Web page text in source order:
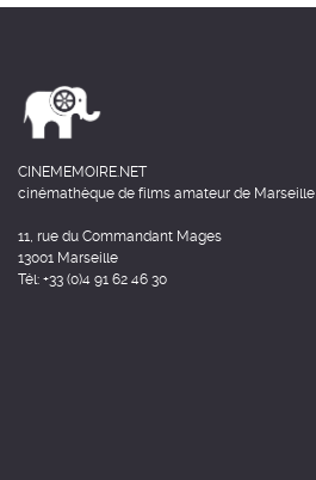
CINEMEMOIRE.NET
cinémathèque de films amateur de Marseille
11, rue du Commandant Mages
13001 Marseille
Tél: +33 (0)4 91 62 46 30